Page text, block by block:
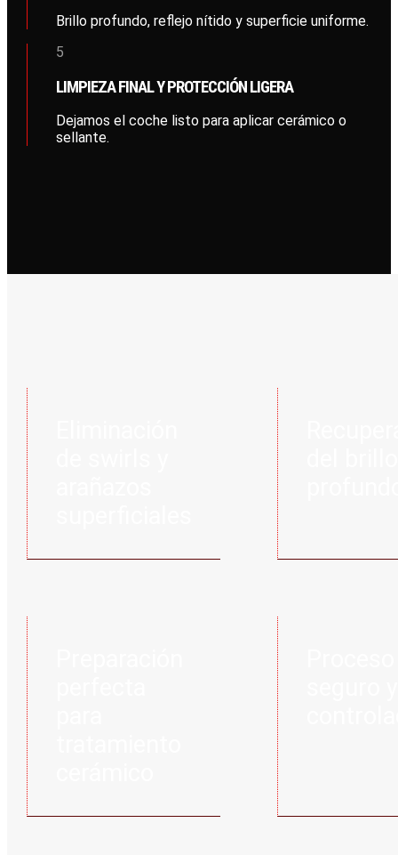
Brillo profundo, reflejo nítido y superficie uniforme.
5
LIMPIEZA FINAL Y PROTECCIÓN LIGERA
Dejamos el coche listo para aplicar cerámico o
sellante.